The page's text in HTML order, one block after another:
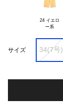
24 イエロ
サイズ 34(7号)